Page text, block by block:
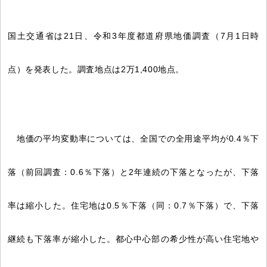
国土交通省は21日、令和3年度都道府県地価調査（7月1日時
点）を発表した。調査地点は2万1,400地点。
地価の平均変動率については、全国での全用途平均が0.4％下
落（前回調査：0.6％下落）と2年連続の下落となったが、下落
率は縮小した。住宅地は0.5％下落（同：0.7％下落）で、下落
継続も下落率が縮小した。都心中心部の希少性が高い住宅地や